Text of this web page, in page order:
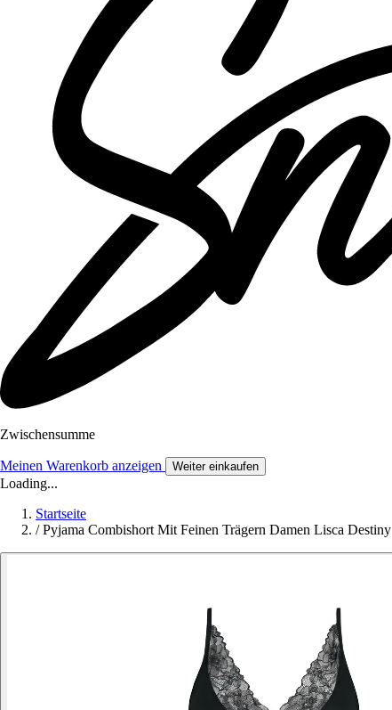
Zwischensumme
Meinen Warenkorb anzeigen Weiter einkaufen
Loading...
Startseite
/ Pyjama Combishort Mit Feinen Trägern Damen Lisca Destiny